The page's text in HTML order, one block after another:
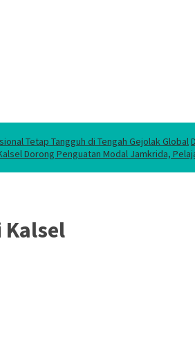
Tetap Tangguh di Tengah Gejolak Global
Dorong Penguatan Modal Jamkrida,
Kalsel